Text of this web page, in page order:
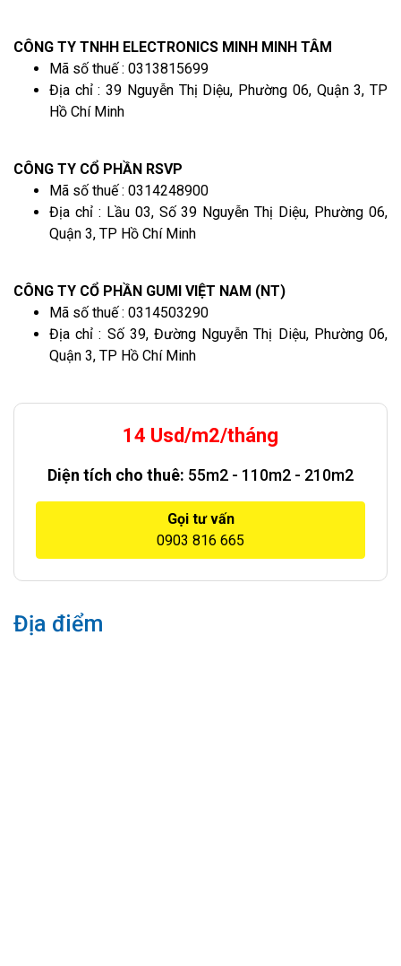
CÔNG TY TNHH ELECTRONICS MINH MINH TÂM
Mã số thuế : 0313815699
Địa chỉ : 39 Nguyễn Thị Diệu, Phường 06, Quận 3, TP
Hồ Chí Minh
CÔNG TY CỔ PHẦN RSVP
Mã số thuế : 0314248900
Địa chỉ : Lầu 03, Số 39 Nguyễn Thị Diệu, Phường 06,
Quận 3, TP Hồ Chí Minh
CÔNG TY CỔ PHẦN GUMI VIỆT NAM (NT)
Mã số thuế : 0314503290
Địa chỉ : Số 39, Đường Nguyễn Thị Diệu, Phường 06,
Quận 3, TP Hồ Chí Minh
14 Usd/m2/tháng
Diện tích cho thuê: 55m2 - 110m2 - 210m2
Gọi tư vấn
0903 816 665
Địa điểm